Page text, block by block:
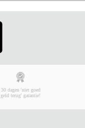
30 dagen 'niet goed
geld terug' garantie!